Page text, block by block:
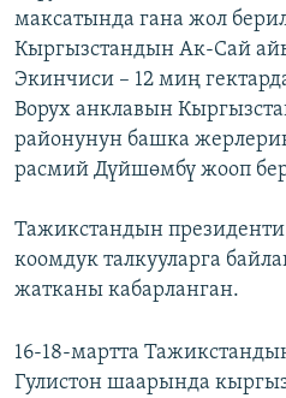
максатында гана жол
Кыргызстандын Ак-Сай
Экинчиси – 12 миң
Ворух анклавын
районунун башка
расмий Дүйшөмбү жооп
Тажикстандын
коомдук талкууларга
жатканы кабарланган.
16-18-мартта
Гулистон шаарында